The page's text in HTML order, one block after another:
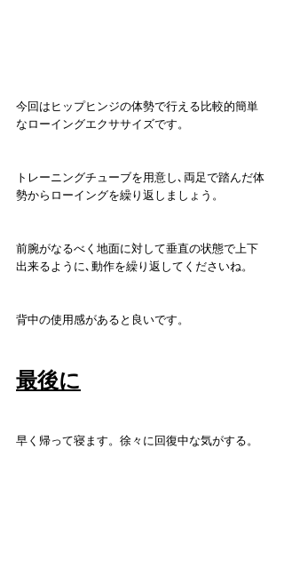
今回はヒップヒンジの体勢で行える比較的簡単
なローイングエクササイズです。
トレーニングチューブを用意し､両足で踏んだ体
勢からローイングを繰り返しましょう。
前腕がなるべく地面に対して垂直の状態で上下
出来るように､動作を繰り返してくださいね。
背中の使用感があると良いです。
最後に
早く帰って寝ます。徐々に回復中な気がする。